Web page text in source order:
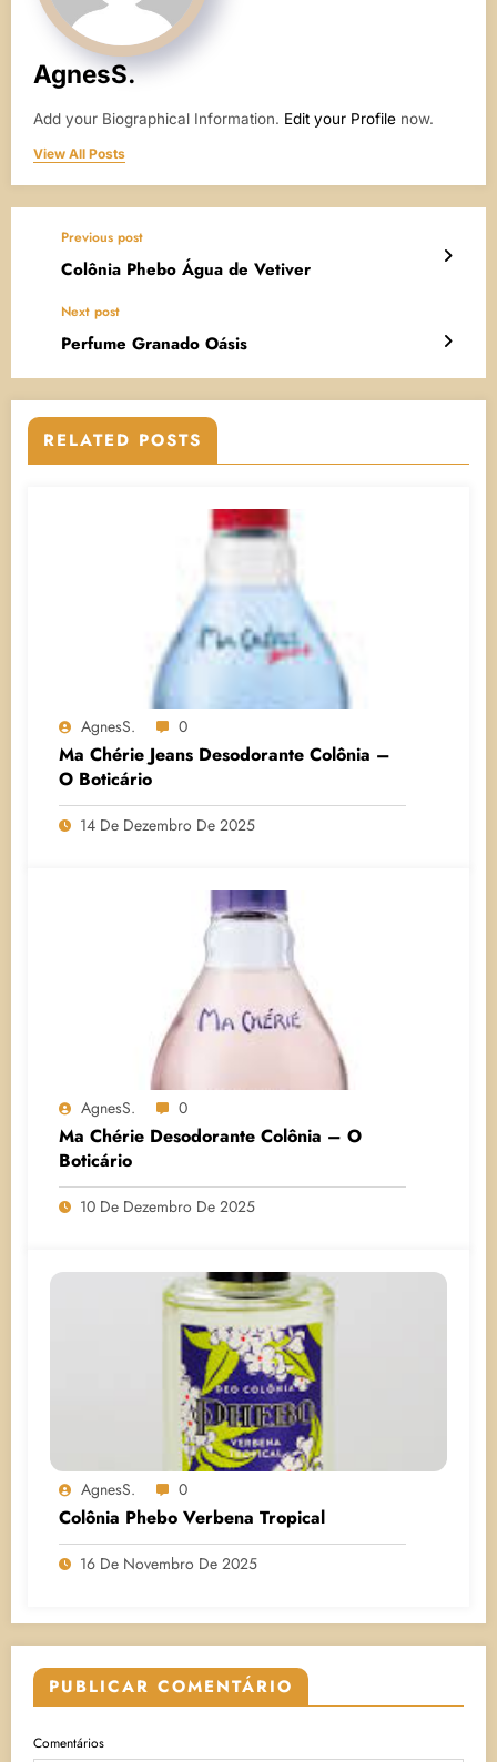
AgnesS.
Add your Biographical Information. Edit your Profile now.
View All Posts
Previous post
Colônia Phebo Água de Vetiver
Next post
Perfume Granado Oásis
RELATED POSTS
AgnesS. 0
Ma Chérie Jeans Desodorante Colônia –
O Boticário
14 De Dezembro De 2025
AgnesS. 0
Ma Chérie Desodorante Colônia – O
Boticário
10 De Dezembro De 2025
AgnesS. 0
Colônia Phebo Verbena Tropical
16 De Novembro De 2025
PUBLICAR COMENTÁRIO
Comentários